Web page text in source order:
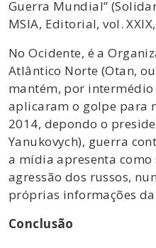
Guerra Mundial”
MSIA, Editorial, vol.
No Ocidente, é a
Atlântico Norte (Otan,
mantém, por
aplicaram o golpe para
2014, depondo o
Yanukovych), guerra
a mídia apresenta como
agressão dos russos,
próprias informações da
Conclusão